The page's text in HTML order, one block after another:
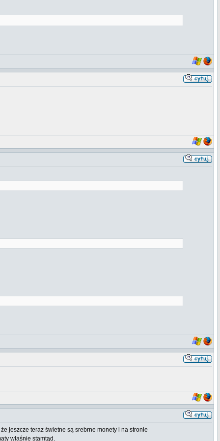
jeszcze teraz świetne są srebrne monety i na stronie
właśnie stamtąd.